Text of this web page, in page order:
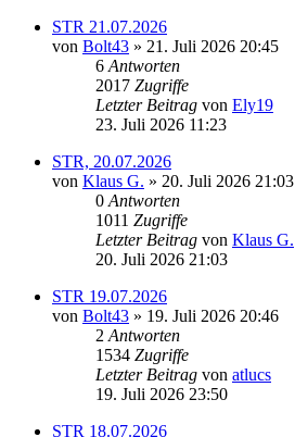
STR 21.07.2026
von Bolt43 » 21. Juli 2026 20:45
6 Antworten
2017 Zugriffe
Letzter Beitrag von Ely19
23. Juli 2026 11:23
STR, 20.07.2026
von Klaus G. » 20. Juli 2026 21:03
0 Antworten
1011 Zugriffe
Letzter Beitrag von Klaus G.
20. Juli 2026 21:03
STR 19.07.2026
von Bolt43 » 19. Juli 2026 20:46
2 Antworten
1534 Zugriffe
Letzter Beitrag von atlucs
19. Juli 2026 23:50
STR 18.07.2026